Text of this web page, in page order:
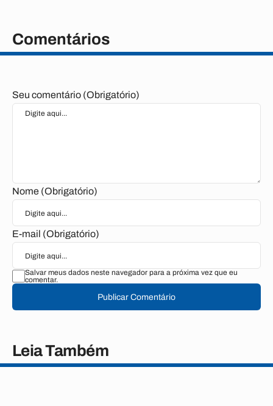
Comentários
Seu comentário (Obrigatório)
Nome (Obrigatório)
E-mail (Obrigatório)
Salvar meus dados neste navegador para a próxima vez que eu
comentar.
Publicar Comentário
Leia Também